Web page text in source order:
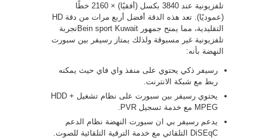
تلفزيونية عند 3840 بكسل (أفقيًا) × 2160 خطًا
(عموديًا). تعد هذه الدقة أفضل أربع مرات من دقة HD
التقليدية، مما يمنح جمهور Bein sport Kuwaitتجربة
تلفزيونية غير مسبوقة ولذلك يمتاز رسيفر بين سبورت
النهضة بأنه:
رسيفر ذكي يحتوي على منفذ واي فاي حيث يمكنه
ربط مع شبكة الانترنت.
يحتوي رسيفر بين سبورت على نظام تشغيل HDD +
MPEG مع خدمة تسجيل PVR.
يدعم رسيفر بي ان سبورت النهضة نظام الدعم
DiSEqC التلقائي مع خدمة الترقية التلقائية للصوت.